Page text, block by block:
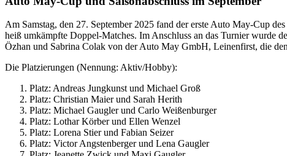
Am Samstag, den 27. September 2025 fand der erste Auto May-Cup
heiß umkämpfte Doppel-Matches. Im Anschluss an das Turnier wurde
Özhan und Sabrina Colak von der Auto May GmbH, Leinenfirst, die
Die Platzierungen (Nennung: Aktiv/Hobby):
Platz: Andreas Jungkunst und Michael Groß
Platz: Christian Maier und Sarah Herith
Platz: Michael Gaugler und Carlo Weißenburger
Platz: Lothar Körber und Ellen Wenzel
Platz: Lorena Stier und Fabian Seizer
Platz: Victor Angstenberger und Lena Gaugler